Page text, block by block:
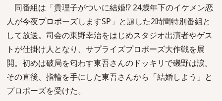
同番組は「貴理子がついに結婚!? 24歳年下のイケメン恋
人が今夜プロポーズしますSP」と題した2時間特別番組と
して放送。司会の東野幸治をはじめスタジオ出演者やゲス
トが仕掛け人となり、サプライズプロポーズ大作戦を展
開。初めは破局を匂わす東吾さんのドッキリで磯野は涙。
その直後、指輪を手にした東吾さんから「結婚しよう」と
プロポーズを受けた。